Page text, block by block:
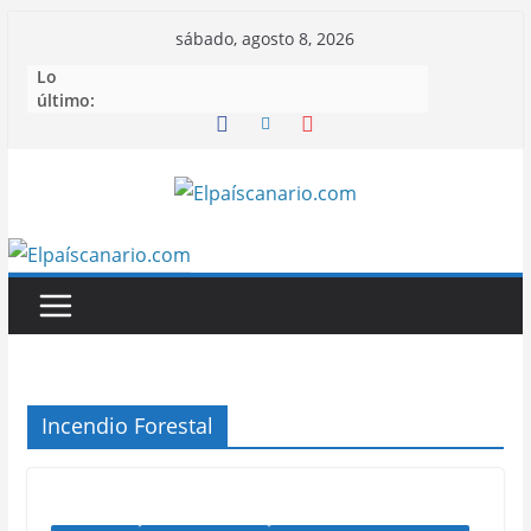
contenido
sábado, agosto 8, 2026
Lo
último:
Incendio Forestal